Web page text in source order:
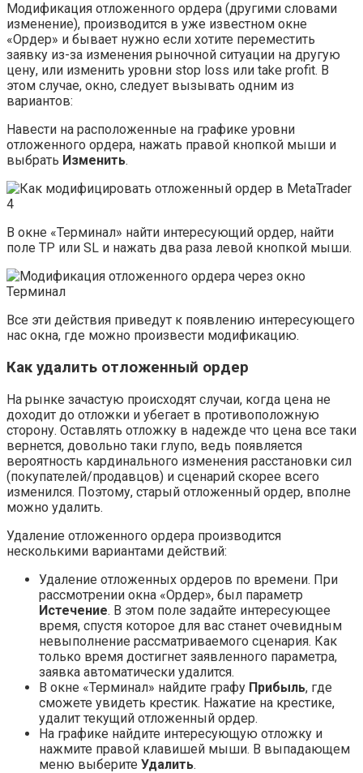
Модификация отложенного ордера (другими словами
изменение), производится в уже известном окне
«Ордер» и бывает нужно если хотите переместить
заявку из-за изменения рыночной ситуации на другую
цену, или изменить уровни stop loss или take profit. В
этом случае, окно, следует вызывать одним из
вариантов:
Навести на расположенные на графике уровни
отложенного ордера, нажать правой кнопкой мыши и
выбрать Изменить.
В окне «Терминал» найти интересующий ордер, найти
поле TP или SL и нажать два раза левой кнопкой мыши.
Все эти действия приведут к появлению интересующего
нас окна, где можно произвести модификацию.
Как удалить отложенный ордер
На рынке зачастую происходят случаи, когда цена не
доходит до отложки и убегает в противоположную
сторону. Оставлять отложку в надежде что цена все таки
вернется, довольно таки глупо, ведь появляется
вероятность кардинального изменения расстановки сил
(покупателей/продавцов) и сценарий скорее всего
изменился. Поэтому, старый отложенный ордер, вполне
можно удалить.
Удаление отложенного ордера производится
несколькими вариантами действий:
Удаление отложенных ордеров по времени. При
рассмотрении окна «Ордер», был параметр
Истечение. В этом поле задайте интересующее
время, спустя которое для вас станет очевидным
невыполнение рассматриваемого сценария. Как
только время достигнет заявленного параметра,
заявка автоматически удалится.
В окне «Терминал» найдите графу Прибыль, где
сможете увидеть крестик. Нажатие на крестике,
удалит текущий отложенный ордер.
На графике найдите интересующую отложку и
нажмите правой клавишей мыши. В выпадающем
меню выберите Удалить.